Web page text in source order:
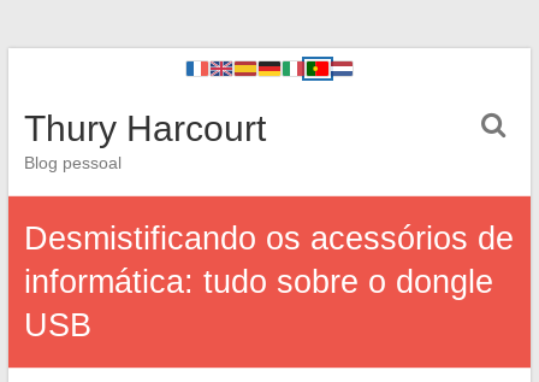
Thury Harcourt
Blog pessoal
Desmistificando os acessórios de
informática: tudo sobre o dongle
USB